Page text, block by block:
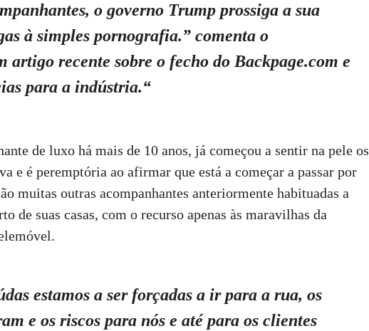
o governo Trump prossiga a sua
à simples pornografia.” comenta o
artigo recente sobre o fecho do Backpage.com e
para a indústria.“
de luxo há mais de 10 anos, já começou a sentir na pele os
e é peremptória ao afirmar que está a começar a passar por
muitas outras acompanhantes anteriormente habituadas a
de suas casas, com o recurso apenas às maravilhas da
estamos a ser forçadas a ir para a rua, os
e os riscos para nós e até para os clientes